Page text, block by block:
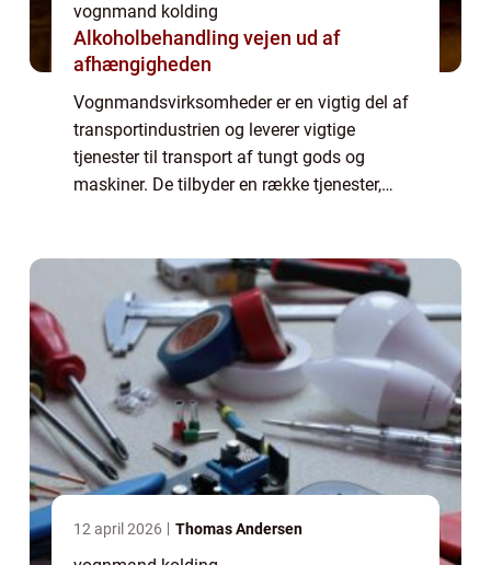
vognmand kolding
Alkoholbehandling vejen ud af
afhængigheden
Vognmandsvirksomheder er en vigtig del af
transportindustrien og leverer vigtige
tjenester til transport af tungt gods og
maskiner. De tilbyder en række tjenester,
byggemater...
12 april 2026 Thomas Andersen